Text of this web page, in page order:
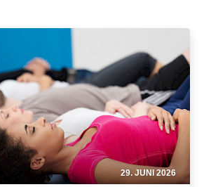
29. JUNI 2026